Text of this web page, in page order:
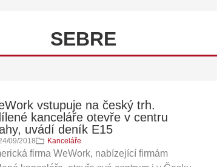
SEBRE
vstupuje na český trh.
kanceláře otevře v centru
uvádí deník E15
09/2018 Kanceláře
firma WeWork, nabízející firmám